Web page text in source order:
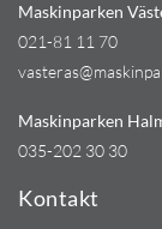
Maskinparken
021-81 11 70
Maskinparken
035-202 30 30
Kontakt